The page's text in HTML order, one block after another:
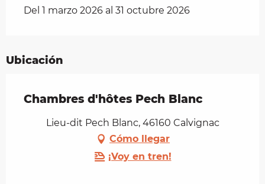
Del 1 marzo 2026 al 31 octubre 2026
Ubicación
Chambres d'hôtes Pech Blanc
Lieu-dit Pech Blanc, 46160 Calvignac
Cómo llegar
¡Voy en tren!